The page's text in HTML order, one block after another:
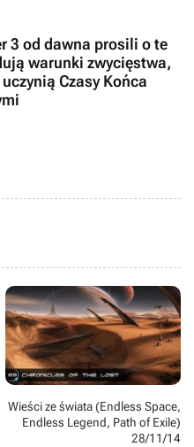
3 od dawna prosili o te
warunki zwycięstwa,
Czasy Końca
Wieści ze świata (Endless Space,
Endless Legend, Path of Exile)
28/11/14